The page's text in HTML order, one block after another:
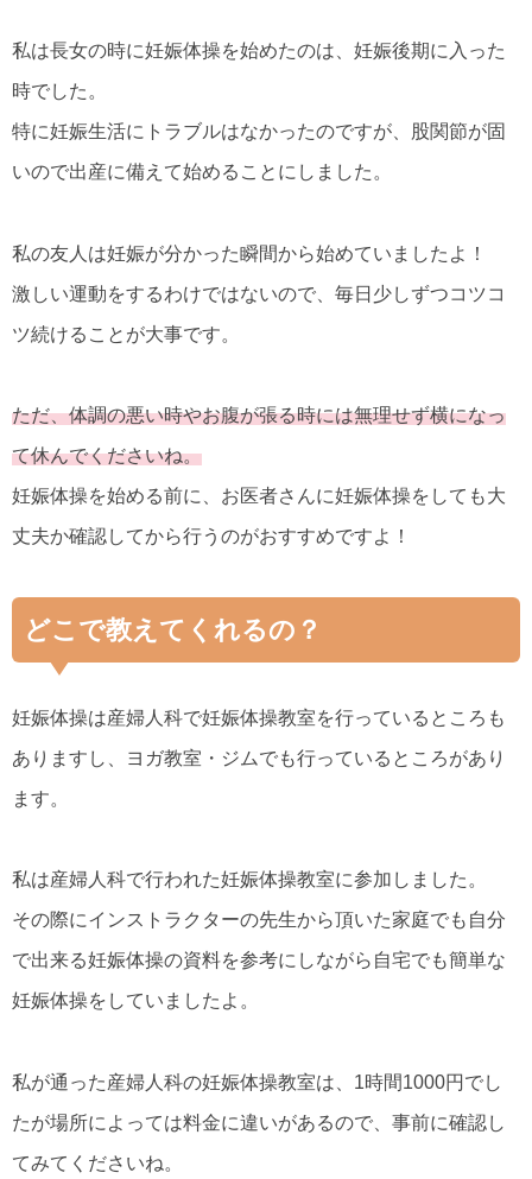
私は長女の時に妊娠体操を始めたのは、妊娠後期に入った
時でした。
特に妊娠生活にトラブルはなかったのですが、股関節が固
いので出産に備えて始めることにしました。
私の友人は妊娠が分かった瞬間から始めていましたよ！
激しい運動をするわけではないので、毎日少しずつコツコ
ツ続けることが大事です。
ただ、体調の悪い時やお腹が張る時には無理せず横になっ
て休んでくださいね。
妊娠体操を始める前に、お医者さんに妊娠体操をしても大
丈夫か確認してから行うのがおすすめですよ！
どこで教えてくれるの？
妊娠体操は産婦人科で妊娠体操教室を行っているところも
ありますし、ヨガ教室・ジムでも行っているところがあり
ます。
私は産婦人科で行われた妊娠体操教室に参加しました。
その際にインストラクターの先生から頂いた家庭でも自分
で出来る妊娠体操の資料を参考にしながら自宅でも簡単な
妊娠体操をしていましたよ。
私が通った産婦人科の妊娠体操教室は、1時間1000円でし
たが場所によっては料金に違いがあるので、事前に確認し
てみてくださいね。